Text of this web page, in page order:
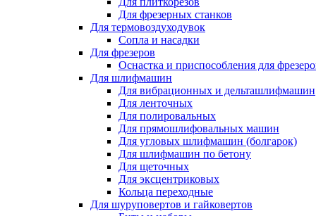
Для фрезерных станков
Для термовоздуходувок
Сопла и насадки
Для фрезеров
Оснастка и приспособления для
Для шлифмашин
Для вибрационных и дельташлифмашин
Для ленточных
Для полировальных
Для прямошлифовальных машин
Для угловых шлифмашин (болгарок)
Для шлифмашин по бетону
Для щеточных
Для эксцентриковых
Кольца переходные
Для шуруповертов и гайковертов